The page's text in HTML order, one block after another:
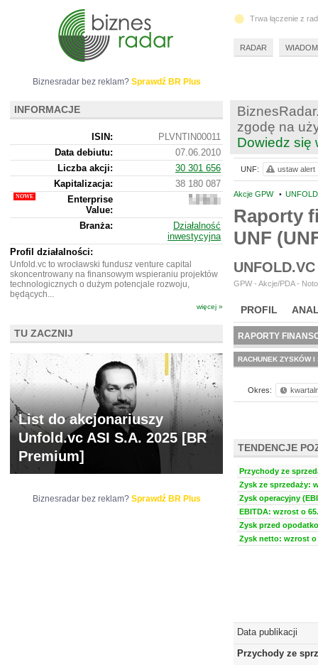
zgodę na
Dowiedz się
Akcje GPW •
Raporty
UNF
GPW - Akcje/PDA -
PROFIL
BR LAB
RAPORTY
RACHUNEK ZYSKÓW I
Okres:
TENDENCJE
Przychody ze
Zysk ze sprzedaży:
Zysk operacyjny
EBITDA: wzrost o
Zysk przed
Zysk netto: wzrost o
Data publikacji
Przychody ze
UNF: ustaw alert
Biznesradar bez reklam? Sprawdź BR Plus
INFORMACJE
ISIN:
PLVNTIN00011
Data debiutu:
07.06.2010
Liczba akcji:
30 301 656
Kapitalizacja:
38 180 087
Enterprise
Value:
31
087
Branża:
Działalność
inwestycyjna
Profil działalności:
Unfold.vc to wrocławski fundusz venture capital
skoncentrowany na finansowym wspieraniu projektów
technologicznych o dużym potencjale rozwoju,
będących...
więcej »
TU ZACZNIJ
List do akcjonariuszy
Unfold.vc ASI S.A. 2025 [BR
Premium]
Biznesradar bez reklam? Sprawdź BR Plus
Trwa łączenie z
RADAR